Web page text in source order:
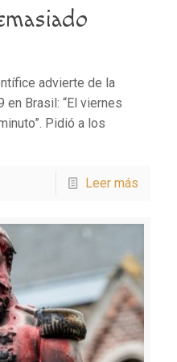
advierte de la
en Brasil: “El viernes
Pidió a los
Leer más